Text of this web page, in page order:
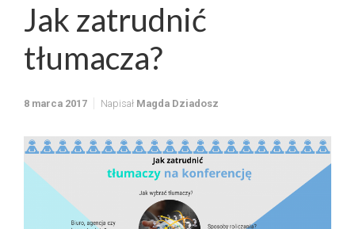
Jak zatrudnić
tłumacza?
8 marca 2017 Napisał Magda Dziadosz